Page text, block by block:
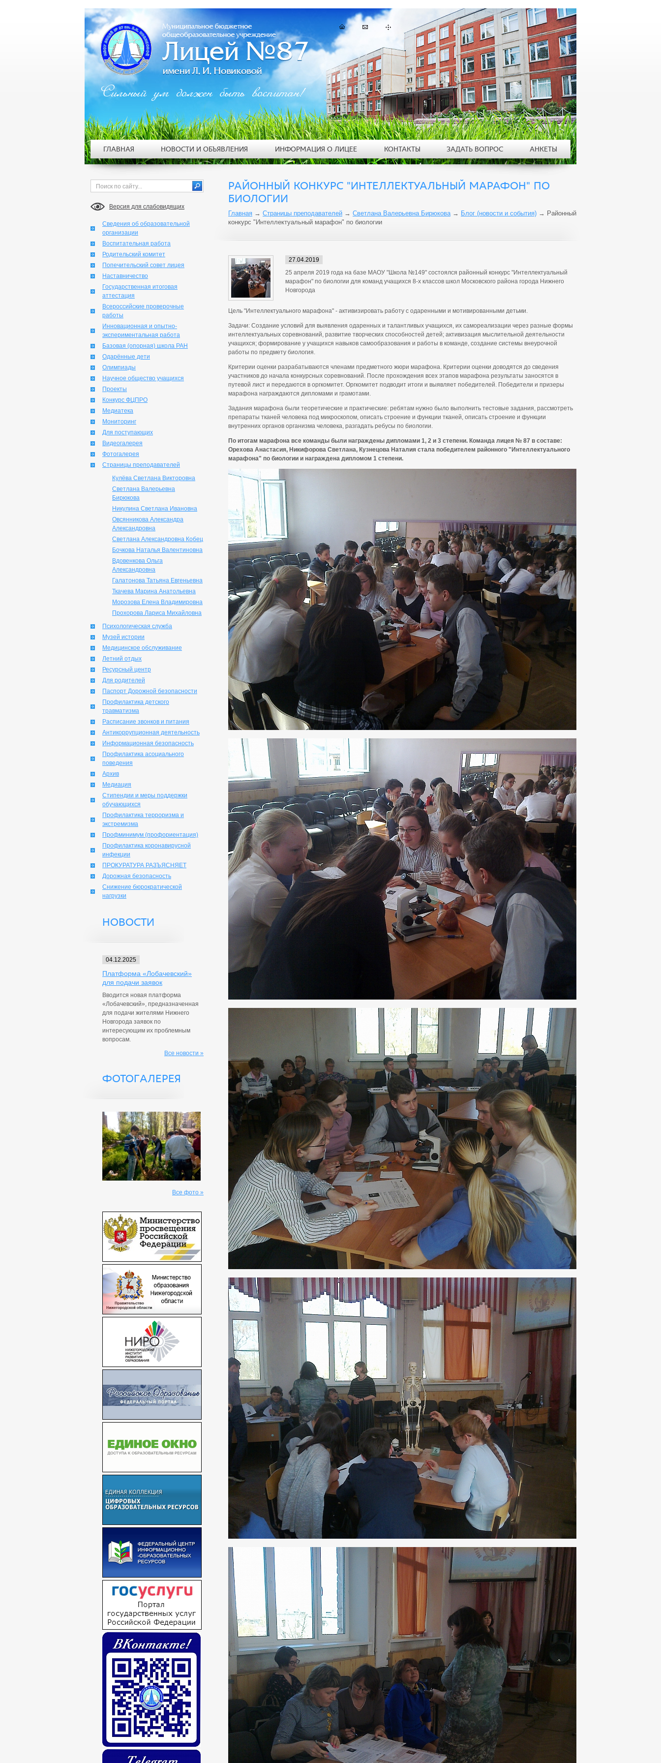
Версия для слабовидящих
Сведения об образовательной
организации
Воспитательная работа
Родительский комитет
Попечительский совет лицея
Наставничество
Государственная итоговая
аттестация
Всероссийские проверочные
работы
Инновационная и опытно-
экспериментальная работа
Базовая (опорная) школа РАН
Одарённые дети
Олимпиады
Научное общество учащихся
Проекты
Конкурс ФЦПРО
Медиатека
Мониторинг
Для поступающих
Видеогалерея
Фотогалерея
Страницы преподавателей
Кулёва Светлана Викторовна
Светлана Валерьевна
Бирюкова
Никулина Светлана Ивановна
Овсянникова Александра
Александровна
Светлана Александровна Кобец
Бочкова Наталья Валентиновна
Вдовенкова Ольга
Александровна
Галатонова Татьяна Евгеньевна
Ткачева Марина Анатольевна
Морозова Елена Владимировна
Прохорова Лариса Михайловна
Психологическая служба
Музей истории
Медицинское обслуживание
Летний отдых
Ресурсный центр
Для родителей
Паспорт Дорожной безопасности
Профилактика детского
травматизма
Расписание звонков и питания
Антикоррупционная деятельность
Информационная безопасность
Профилактика асоциального
поведения
Архив
Медиация
Стипендии и меры поддержки
обучающихся
Профилактика терроризма и
экстремизма
Профминимум (профориентация)
Профилактика коронавирусной
инфекции
ПРОКУРАТУРА РАЗЪЯСНЯЕТ
Дорожная безопасность
Снижение бюрократической
нагрузки
НОВОСТИ
04.12.2025
Платформа «Лобачевский»
для подачи заявок
Вводится новая платформа
«Лобачевский», предназначенная
для подачи жителями Нижнего
Новгорода заявок по
интересующим их проблемным
вопросам.
Все новости »
ФОТОГАЛЕРЕЯ
Все фото »
РАЙОННЫЙ КОНКУРС "ИНТЕЛЛЕКТУАЛЬНЫЙ МАРАФОН" ПО
БИОЛОГИИ
Главная → Страницы преподавателей → Светлана Валерьевна Бирюкова→ Блог (новости и события) → Районный
конкурс "Интеллектуальный марафон" по биологии
27.04.2019
25 апреля 2019 года на базе МАОУ "Школа №149" состоялся районный конкурс "Интеллектуальный
марафон" по биологии для команд учащихся 8-х классов школ Московского района города Нижнего
Новгорода
Цель "Интеллектуального марафона" - активизировать работу с одаренными и мотивированными детьми.
Задачи: Создание условий для выявления одаренных и талантливых учащихся, их самореализации через разные формы
интеллектуальных соревнований, развитие творческих способностей детей; активизация мыслительной деятельности
учащихся; формирование у учащихся навыков самообразования и работы в команде, создание системы внеурочной
работы по предмету биология.
Критерии оценки разрабатываются членами предметного жюри марафона. Критерии оценки доводятся до сведения
участников до начала конкурсных соревнований. После прохождения всех этапов марафона результаты заносятся в
путевой лист и передаются в оргкомитет. Оргкомитет подводит итоги и выявляет победителей. Победители и призеры
марафона награждаются дипломами и грамотами.
Задания марафона были теоретические и практические: ребятам нужно было выполнить тестовые задания, рассмотреть
препараты тканей человека под микроскопом, описать строение и функции тканей, описать строение и функции
внутренних органов организма человека, разгадать ребусы по биологии.
По итогам марафона все команды были награждены дипломами 1, 2 и 3 степени. Команда лицея № 87 в составе:
Орехова Анастасия, Никифорова Светлана, Кузнецова Наталия стала победителем районного "Интеллектуального
марафона" по биологии и награждена дипломом 1 степени.
Сильный ум должен быть воспитан!
ГЛАВНАЯ НОВОСТИ И ОБЪЯВЛЕНИЯ ИНФОРМАЦИЯ О ЛИЦЕЕ КОНТАКТЫ ЗАДАТЬ ВОПРОС АНКЕТЫ